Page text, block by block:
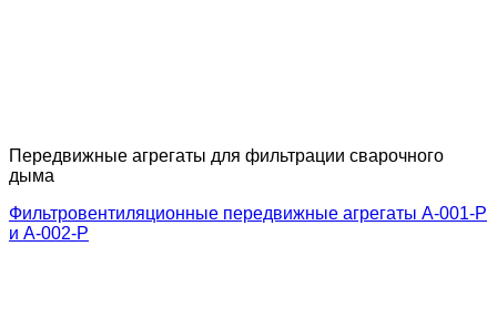
Передвижные агрегаты для фильтрации сварочного
дыма
Фильтровентиляционные передвижные агрегаты A-001-Р
и А-002-Р